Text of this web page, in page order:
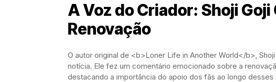
A Voz do Criador: Shoji Goji
Renovação
O autor original de <b>Loner Life in Another World</b>,
notícia. Ele fez um comentário emocionado sobre a
destacando a importância do apoio dos fãs ao longo desses